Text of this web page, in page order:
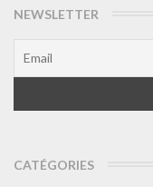
NEWSLETTER
CATÉGORIES